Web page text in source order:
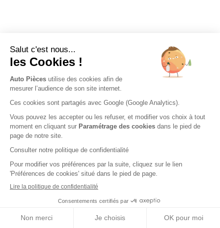
Nos engagements